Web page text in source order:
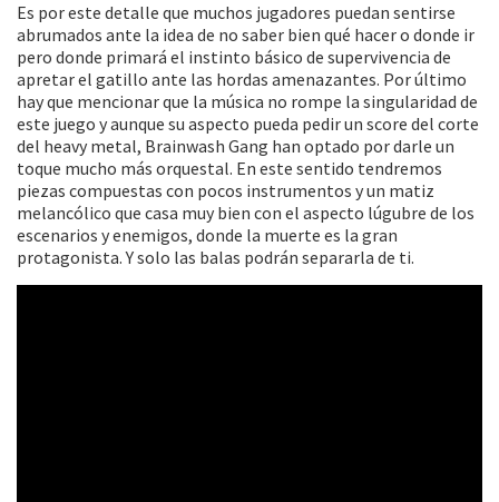
Es por este detalle que muchos jugadores puedan sentirse
abrumados ante la idea de no saber bien qué hacer o donde ir
pero donde primará el instinto básico de supervivencia de
apretar el gatillo ante las hordas amenazantes. Por último
hay que mencionar que la música no rompe la singularidad de
este juego y aunque su aspecto pueda pedir un score del corte
del heavy metal, Brainwash Gang han optado por darle un
toque mucho más orquestal. En este sentido tendremos
piezas compuestas con pocos instrumentos y un matiz
melancólico que casa muy bien con el aspecto lúgubre de los
escenarios y enemigos, donde la muerte es la gran
protagonista. Y solo las balas podrán separarla de ti.